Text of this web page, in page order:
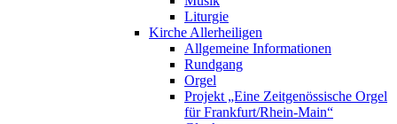
Liturgie
Kirche Allerheiligen
Allgemeine Informationen
Rundgang
Orgel
Projekt „Eine Zeitgenössische Orgel
für Frankfurt/Rhein-Main“